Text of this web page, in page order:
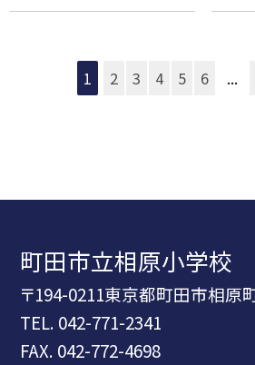
1 2 3 4 5 6 ...
町田市立相原小学校
〒194-0211東京都町田市相原
TEL. 042-771-2341
FAX. 042-772-4698